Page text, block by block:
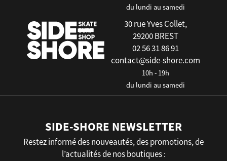
du lundi au samedi
30 rue Yves Collet,
29200 BREST
02 56 31 86 91
contact@side-shore.com
10h - 19h
du lundi au samedi
SIDE-SHORE NEWSLETTER
Restez informé des nouveautés, des promotions, de
l’actualités de nos boutiques :